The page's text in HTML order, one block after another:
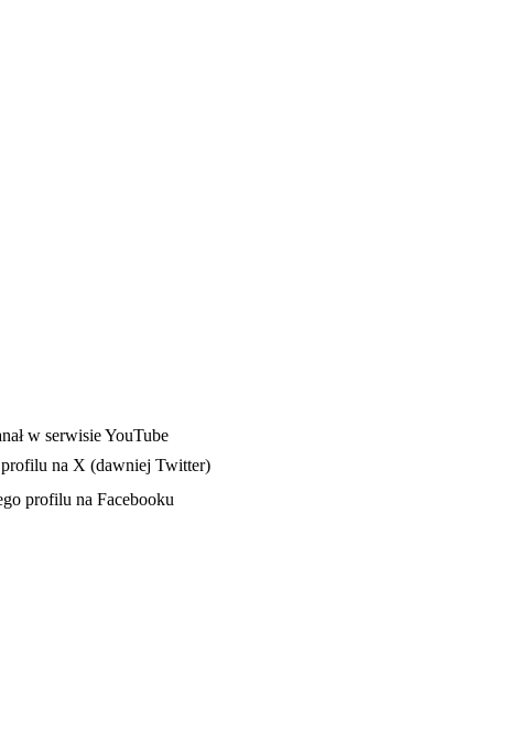
karcie
w serwisie YouTube
profilu na X (dawniej Twitter)
karcie
profilu na Facebooku